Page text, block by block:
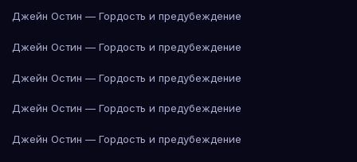
Джейн Остин — Гордость и предубеждение
Джейн Остин — Гордость и предубеждение
Джейн Остин — Гордость и предубеждение
Джейн Остин — Гордость и предубеждение
Джейн Остин — Гордость и предубеждение